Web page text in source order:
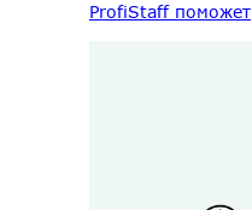
ProfiStaff поможет